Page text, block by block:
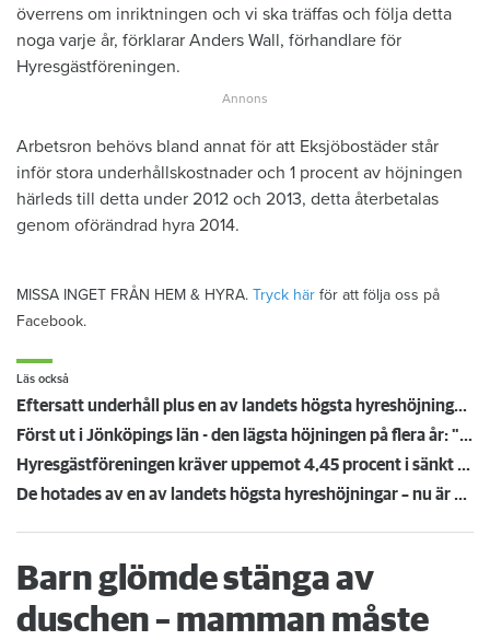
överrens om inriktningen och vi ska träffas och följa detta
noga varje år, förklarar Anders Wall, förhandlare för
Hyresgästföreningen.
Arbetsron behövs bland annat för att Eksjöbostäder står
inför stora underhållskostnader och 1 procent av höjningen
härleds till detta under 2012 och 2013, detta återbetalas
genom oförändrad hyra 2014.
MISSA INGET FRÅN HEM & HYRA. Tryck här för att följa oss på
Facebook.
Läs också
Eftersatt underhåll plus en av landets högsta hyreshöjningar – hyresgäster får ta smällen för miljonförlusterna
Först ut i Jönköpings län - den lägsta höjningen på flera år: "Vi är på väg neråt nu"
Hyresgästföreningen kräver uppemot 4,45 procent i sänkt hyra: "Gränsen är nådd"
De hotades av en av landets högsta hyreshöjningar – nu är hyrorna klara
Barn glömde stänga av
duschen – mamman måste